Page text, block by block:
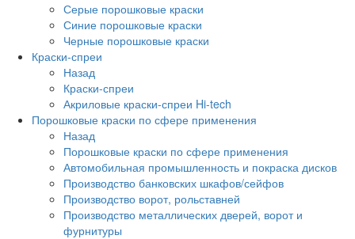
Серые порошковые краски
Синие порошковые краски
Черные порошковые краски
Краски-спреи
Назад
Краски-спреи
Акриловые краски-спреи Hi-tech
Порошковые краски по сфере применения
Назад
Порошковые краски по сфере применения
Автомобильная промышленность и покраска дисков
Производство банковских шкафов/сейфов
Производство ворот, рольставней
Производство металлических дверей, ворот и
фурнитуры